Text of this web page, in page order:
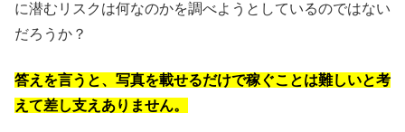
に潜むリスクは何なのかを調べようとしているのではない
だろうか？
答えを言うと、写真を載せるだけで稼ぐことは難しいと考
えて差し支えありません。